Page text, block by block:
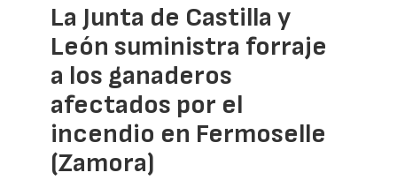
La Junta de Castilla y
León suministra forraje
a los ganaderos
afectados por el
incendio en Fermoselle
(Zamora)